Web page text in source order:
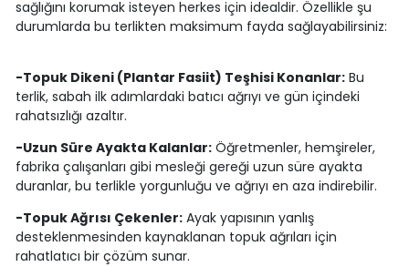
sağlığını korumak isteyen herkes için idealdir. Özellikle şu
durumlarda bu terlikten maksimum fayda sağlayabilirsiniz:
-Topuk Dikeni (Plantar Fasiit) Teşhisi Konanlar:Bu
terlik, sabah ilk adımlardaki batıcı ağrıyı ve gün içindeki
rahatsızlığı azaltır.
-Uzun Süre Ayakta Kalanlar:Öğretmenler, hemşireler,
fabrika çalışanları gibi mesleği gereği uzun süre ayakta
duranlar, bu terlikle yorgunluğu ve ağrıyı en aza indirebilir.
-Topuk Ağrısı Çekenler:Ayak yapısının yanlış
desteklenmesinden kaynaklanan topuk ağrıları için
rahatlatıcı bir çözüm sunar.